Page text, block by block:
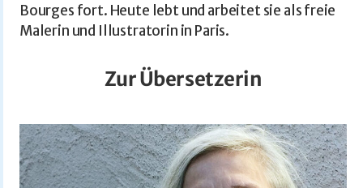
Bourges fort. Heute lebt und arbeitet sie als freie
Malerin und Illustratorin in Paris.
Zur Übersetzerin